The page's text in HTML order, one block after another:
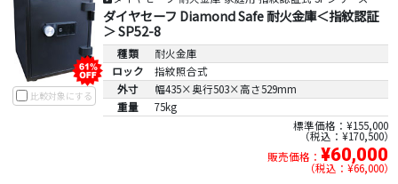
比較対象にする
ダイヤセーフ Diamond Safe 耐火金庫＜指紋認証
＞ SP52-8
種類
耐火金庫
ロック
指紋照合式
外寸
幅435×奥行503×高さ529mm
重量
75kg
標準価格：¥155,000
税込：¥170,500
販売価格： ¥60,000
税込：¥66,000